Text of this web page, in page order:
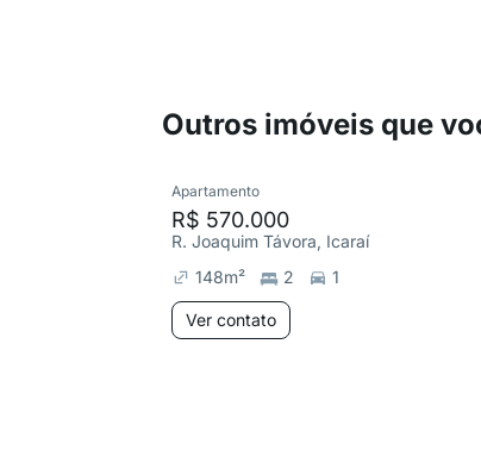
Outros imóveis que
Apartamento
R$ 570.000
R. Joaquim Távora, Icaraí
148m² 2 1
Ver contato